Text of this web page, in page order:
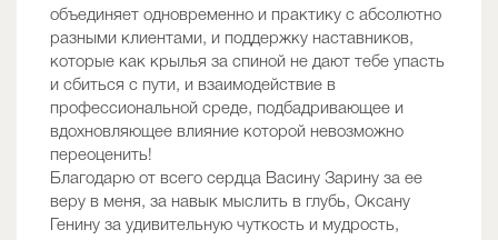
объединяет одновременно и практику с абсолютно
разными клиентами, и поддержку наставников,
которые как крылья за спиной не дают тебе упасть
и сбиться с пути, и взаимодействие в
профессиональной среде, подбадривающее и
вдохновляющее влияние которой невозможно
переоценить!
Благодарю от всего сердца Васину Зарину за ее
веру в меня, за навык мыслить в глубь, Оксану
Генину за удивительную чуткость и мудрость,